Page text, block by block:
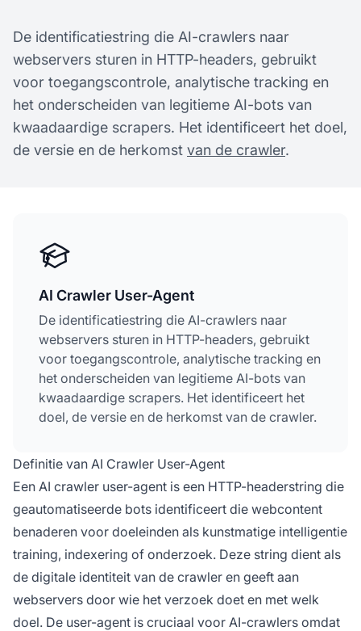
De identificatiestring die AI-crawlers naar
webservers sturen in HTTP-headers, gebruikt
voor toegangscontrole, analytische tracking en
het onderscheiden van legitieme AI-bots van
kwaadaardige scrapers. Het identificeert het doel,
de versie en de herkomst van de crawler.
AI Crawler User-Agent
De identificatiestring die AI-crawlers naar
webservers sturen in HTTP-headers, gebruikt
voor toegangscontrole, analytische tracking en
het onderscheiden van legitieme AI-bots van
kwaadaardige scrapers. Het identificeert het
doel, de versie en de herkomst van de crawler.
Definitie van AI Crawler User-Agent
Een AI crawler user-agent is een HTTP-headerstring die
geautomatiseerde bots identificeert die webcontent
benaderen voor doeleinden als kunstmatige intelligentie
training, indexering of onderzoek. Deze string dient als
de digitale identiteit van de crawler en geeft aan
webservers door wie het verzoek doet en met welk
doel. De user-agent is cruciaal voor AI-crawlers omdat